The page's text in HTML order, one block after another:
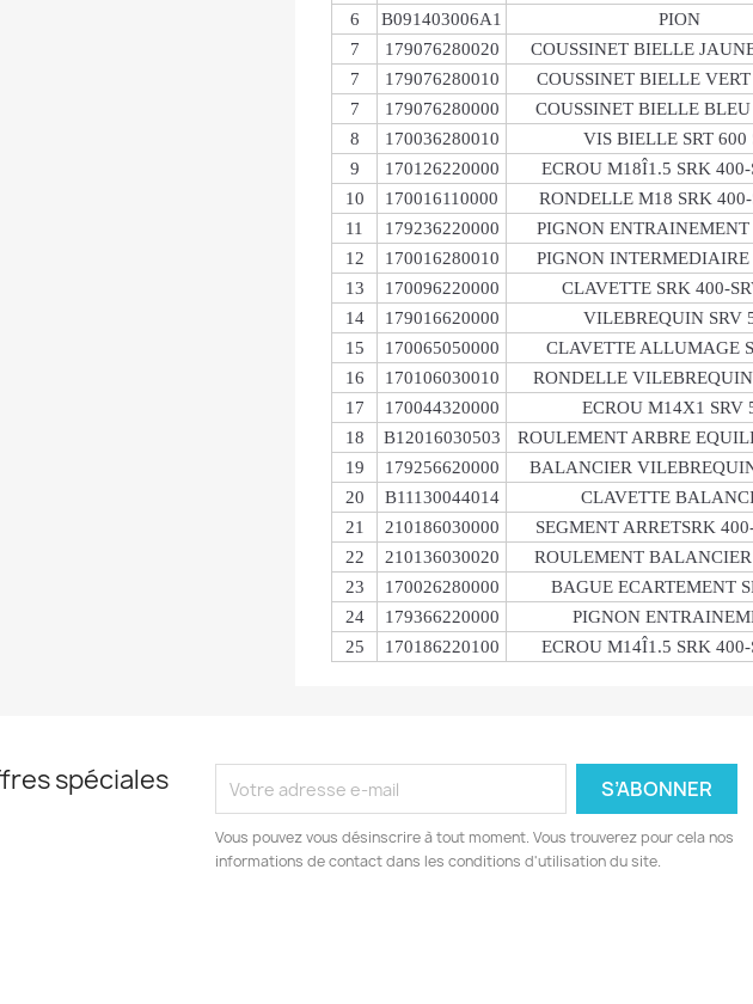
6
B091403006A1 PION
7
179076280020 COUSSINET BIELLE
7
179076280010 COUSSINET BIELLE VERT
7
179076280000 COUSSINET BIELLE BLEU
8
170036280010 VIS BIELLE SRT 600
9
170126220000 ECROU M18Î1.5 SRK 400-
10
170016110000 RONDELLE M18 SRK
11
179236220000 PIGNON ENTRAINEMENT
12
170016280010 PIGNON INTERMEDIAIRE
13
170096220000 CLAVETTE SRK 400-
14
179016620000 VILEBREQUIN SRV
15
170065050000 CLAVETTE ALLUMAGE
16
170106030010 RONDELLE
17
170044320000 ECROU M14X1 SRV
18
B12016030503 ROULEMENT ARBRE
19
179256620000 BALANCIER
20
B11130044014 CLAVETTE
21
210186030000 SEGMENT ARRETSRK
22
210136030020 ROULEMENT
23
170026280000 BAGUE ECARTEMENT
24
179366220000 PIGNON
25
170186220100 ECROU M14Î1.5 SRK 400-
spéciales
Vous pouvez vous désinscrire à tout moment. Vous trouverez pour cela nos
informations de contact dans les conditions d'utilisation du site.